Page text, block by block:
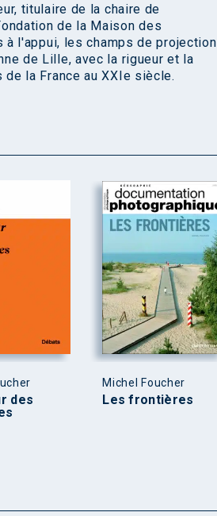
titulaire de la chaire de
de la Maison des
l'appui, les champs de projection
de Lille, avec la rigueur et la
la France au XXIe siècle.
des
Michel Foucher
Les frontières